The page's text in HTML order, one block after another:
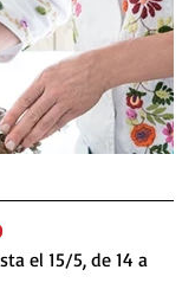
el 15/5, de 14 a